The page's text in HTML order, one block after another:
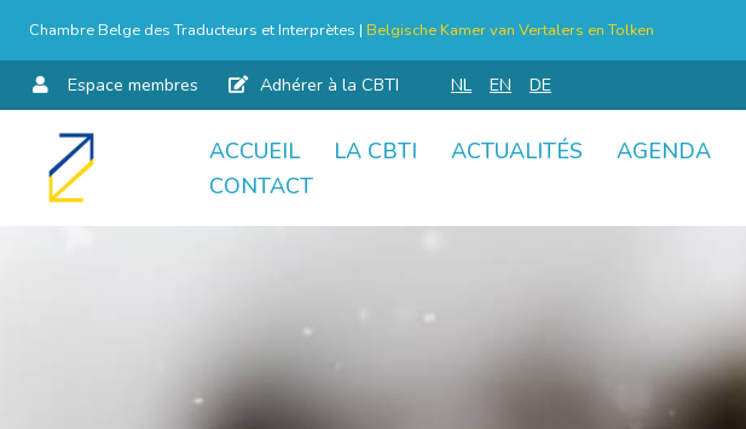
Chambre Belge des Traducteurs et Interprètes | Belgische Kamer van Vertalers en Tolken
Espace membres Adhérer à la CBTI NL EN DE
Aller
ACCUEIL LA CBTI ACTUALITÉS AGENDA
CONTACT